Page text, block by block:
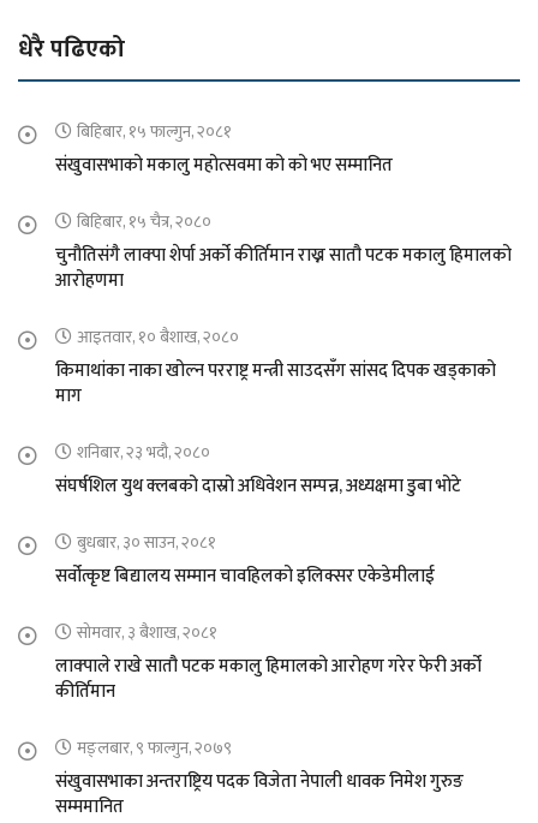
धेरै पढिएको
बिहिबार, १५ फाल्गुन, २०८१
संखुवासभाको मकालु महोत्सवमा को को भए सम्मानित
बिहिबार, १५ चैत्र, २०८०
चुनौतिसंगै लाक्पा शेर्पा अर्को कीर्तिमान राख्न सातौ पटक मकालु हिमालको
आरोहणमा
आइतवार, १० बैशाख, २०८०
किमाथांका नाका खोल्न परराष्ट्र मन्त्री साउदसँग सांसद दिपक खड्काको
माग
शनिबार, २३ भदौ, २०८०
संघर्षशिल युथ क्लबको दास्रो अधिवेशन सम्पन्न, अध्यक्षमा डुबा भोटे
बुधबार, ३० साउन, २०८१
सर्वोत्कृष्ट बिद्यालय सम्मान चावहिलको इलिक्सर एकेडेमीलाई
सोमवार, ३ बैशाख, २०८१
लाक्पाले राखे सातौ पटक मकालु हिमालको आरोहण गरेर फेरी अर्को
कीर्तिमान
मङ्लबार, ९ फाल्गुन, २०७९
संखुवासभाका अन्तराष्ट्रिय पदक विजेता नेपाली धावक निमेश गुरुङ
सम्ममानित